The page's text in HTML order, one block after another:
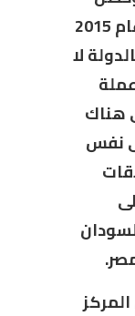
المركز على اعلى النتائج الى عام 2015
لا
هناك
نفس